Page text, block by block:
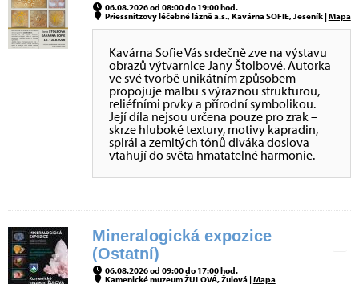
06.08.2026 od 08:00 do 19:00 hod.
Priessnitzovy léčebné lázně a.s., Kavárna SOFIE, Jeseník |Mapa
Kavárna Sofie Vás srdečně zve na výstavu
obrazů výtvarnice Jany Štolbové. Autorka
ve své tvorbě unikátním způsobem
propojuje malbu s výraznou strukturou,
reliéfními prvky a přírodní symbolikou.
Její díla nejsou určena pouze pro zrak –
skrze hluboké textury, motivy kapradin,
spirál a zemitých tónů diváka doslova
vtahují do světa hmatatelné harmonie.
Mineralogická expozice
(Ostatní)
06.08.2026 od 09:00 do 17:00 hod.
Kamenické muzeum ŽULOVÁ, Žulová |Mapa